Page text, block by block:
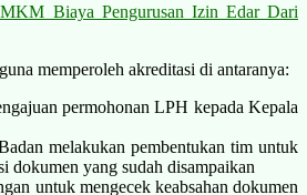
Biaya Pengurusan Izin Edar Dari
memperoleh akreditasi di antaranya:
permohonan LPH kepada Kepala
melakukan pembentukan tim untuk
dokumen yang sudah disampaikan
untuk mengecek keabsahan dokumen